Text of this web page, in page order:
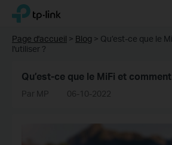
Click
the
TP-Link, Reliably Smart
Page d'accueil > Blog > Qu’est-ce que le
l'utiliser ?
Qu’est-ce que le MiFi et
Par MP 06-10-2022